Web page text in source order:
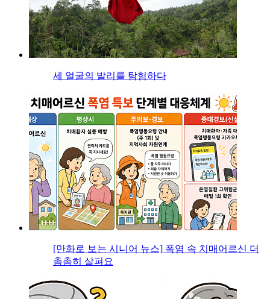
세 얼굴의 발리를 탐험하다
[만화로 보는 시니어 뉴스] 폭염 속 치매어르신 더
촘촘히 살펴요